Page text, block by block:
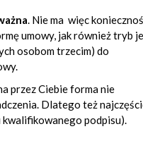
. Nie ma więc
umowy, jak również tryb
osobom trzecim) do
przez Ciebie forma nie
Dlatego też
podpisu).